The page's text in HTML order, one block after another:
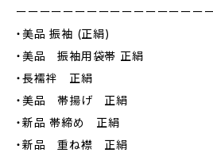
ーーーーーーーーーーーーーーーー
・美品 振袖 (正絹)
・美品 振袖用袋帯 正絹
・長襦袢 正絹
・美品 帯揚げ 正絹
・新品 帯締め 正絹
・新品 重ね襟 正絹